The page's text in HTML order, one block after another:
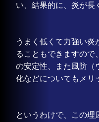
い、結果的に、炎が長
うまく低くて力強い炎
ることもできますので
の安定性、また風防（
化などについてもメリ
というわけで、この理